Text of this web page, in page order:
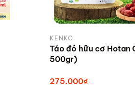
KENKO
Táo đỏ hữu cơ Hotan
500gr)
275.000₫